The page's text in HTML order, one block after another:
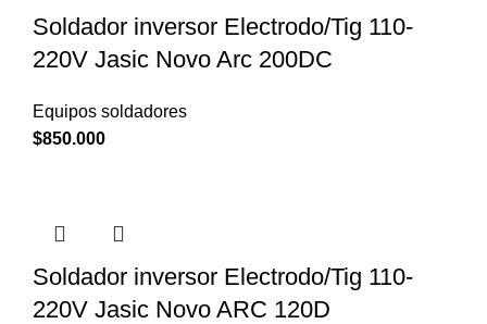
Soldador inversor Electrodo/Tig 110-
220V Jasic Novo Arc 200DC
Equipos soldadores
$850.000
Soldador inversor Electrodo/Tig 110-
220V Jasic Novo ARC 120D